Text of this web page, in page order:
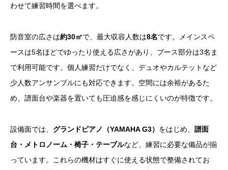
わせて練習時間を選べます。
防音室の広さは約30㎡で、最大収容人数は8名です。メインスペ
ースは5名ほどでゆったり使える広さがあり、ブース部分は3名ま
で利用可能です。個人練習だけでなく、デュオやカルテットなど
少人数アンサンブルにも対応できます。空間には余裕があるた
め、譜面台や楽器を置いても圧迫感を感じにくいのが特徴です。
設備面では、 グランドピアノ（YAMAHA G3） をはじめ、 譜面
台・メトロノーム・椅子・テーブルなど、練習に必要な備品が揃
っています。これらの機材はすぐに使える状態で整備されてお